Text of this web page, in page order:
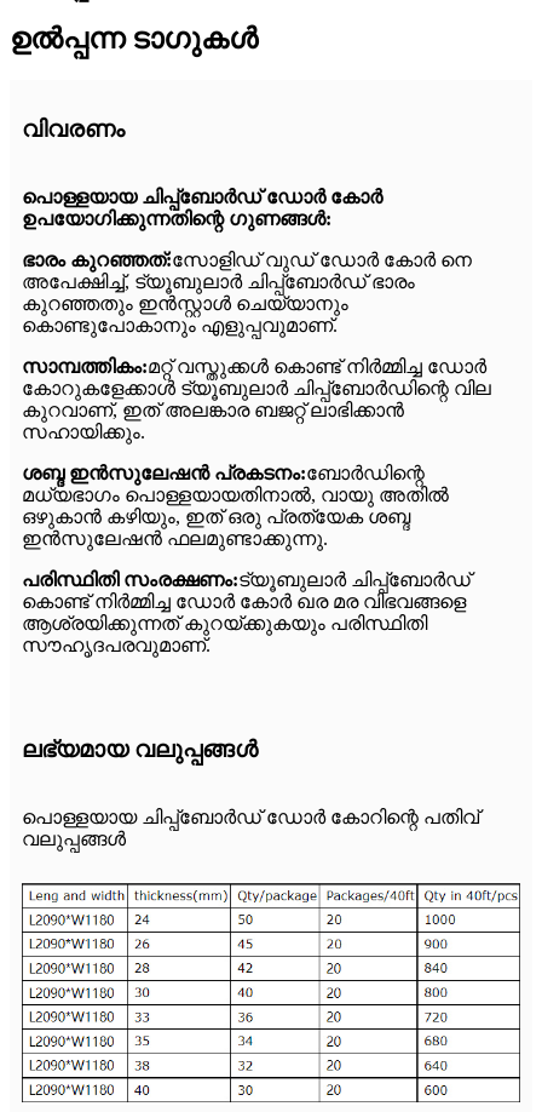
ഉൽപ്പന്ന ടാഗുകൾ
വിവരണം
പൊള്ളയായ ചിപ്പ്ബോർഡ് ഡോർ കോർ
ഉപയോഗിക്കുന്നതിന്റെ ഗുണങ്ങൾ:
ഭാരം കുറഞ്ഞത്:സോളിഡ് വുഡ് ഡോർ കോർ നെ
അപേക്ഷിച്ച്, ട്യൂബുലാർ ചിപ്പ്ബോർഡ് ഭാരം
കുറഞ്ഞതും ഇൻസ്റ്റാൾ ചെയ്യാനും
കൊണ്ടുപോകാനും എളുപ്പവുമാണ്.
സാമ്പത്തികം:മറ്റ് വസ്തുക്കൾ കൊണ്ട് നിർമ്മിച്ച ഡോർ
കോറുകളേക്കാൾ ട്യൂബുലാർ ചിപ്പ്ബോർഡിന്റെ വില
കുറവാണ്, ഇത് അലങ്കാര ബജറ്റ് ലാഭിക്കാൻ
സഹായിക്കും.
ശബ്ദ ഇൻസുലേഷൻ പ്രകടനം:ബോർഡിന്റെ
മധ്യഭാഗം പൊള്ളയായതിനാൽ, വായു അതിൽ
ഒഴുകാൻ കഴിയും, ഇത് ഒരു പ്രത്യേക ശബ്ദ
ഇൻസുലേഷൻ ഫലമുണ്ടാക്കുന്നു.
പരിസ്ഥിതി സംരക്ഷണം:ട്യൂബുലാർ ചിപ്പ്ബോർഡ്
കൊണ്ട് നിർമ്മിച്ച ഡോർ കോർ ഖര മര വിഭവങ്ങളെ
ആശ്രയിക്കുന്നത് കുറയ്ക്കുകയും പരിസ്ഥിതി
സൗഹൃദപരവുമാണ്.
ലഭ്യമായ വലുപ്പങ്ങൾ
പൊള്ളയായ ചിപ്പ്ബോർഡ് ഡോർ കോറിന്റെ പതിവ്
വലുപ്പങ്ങൾ